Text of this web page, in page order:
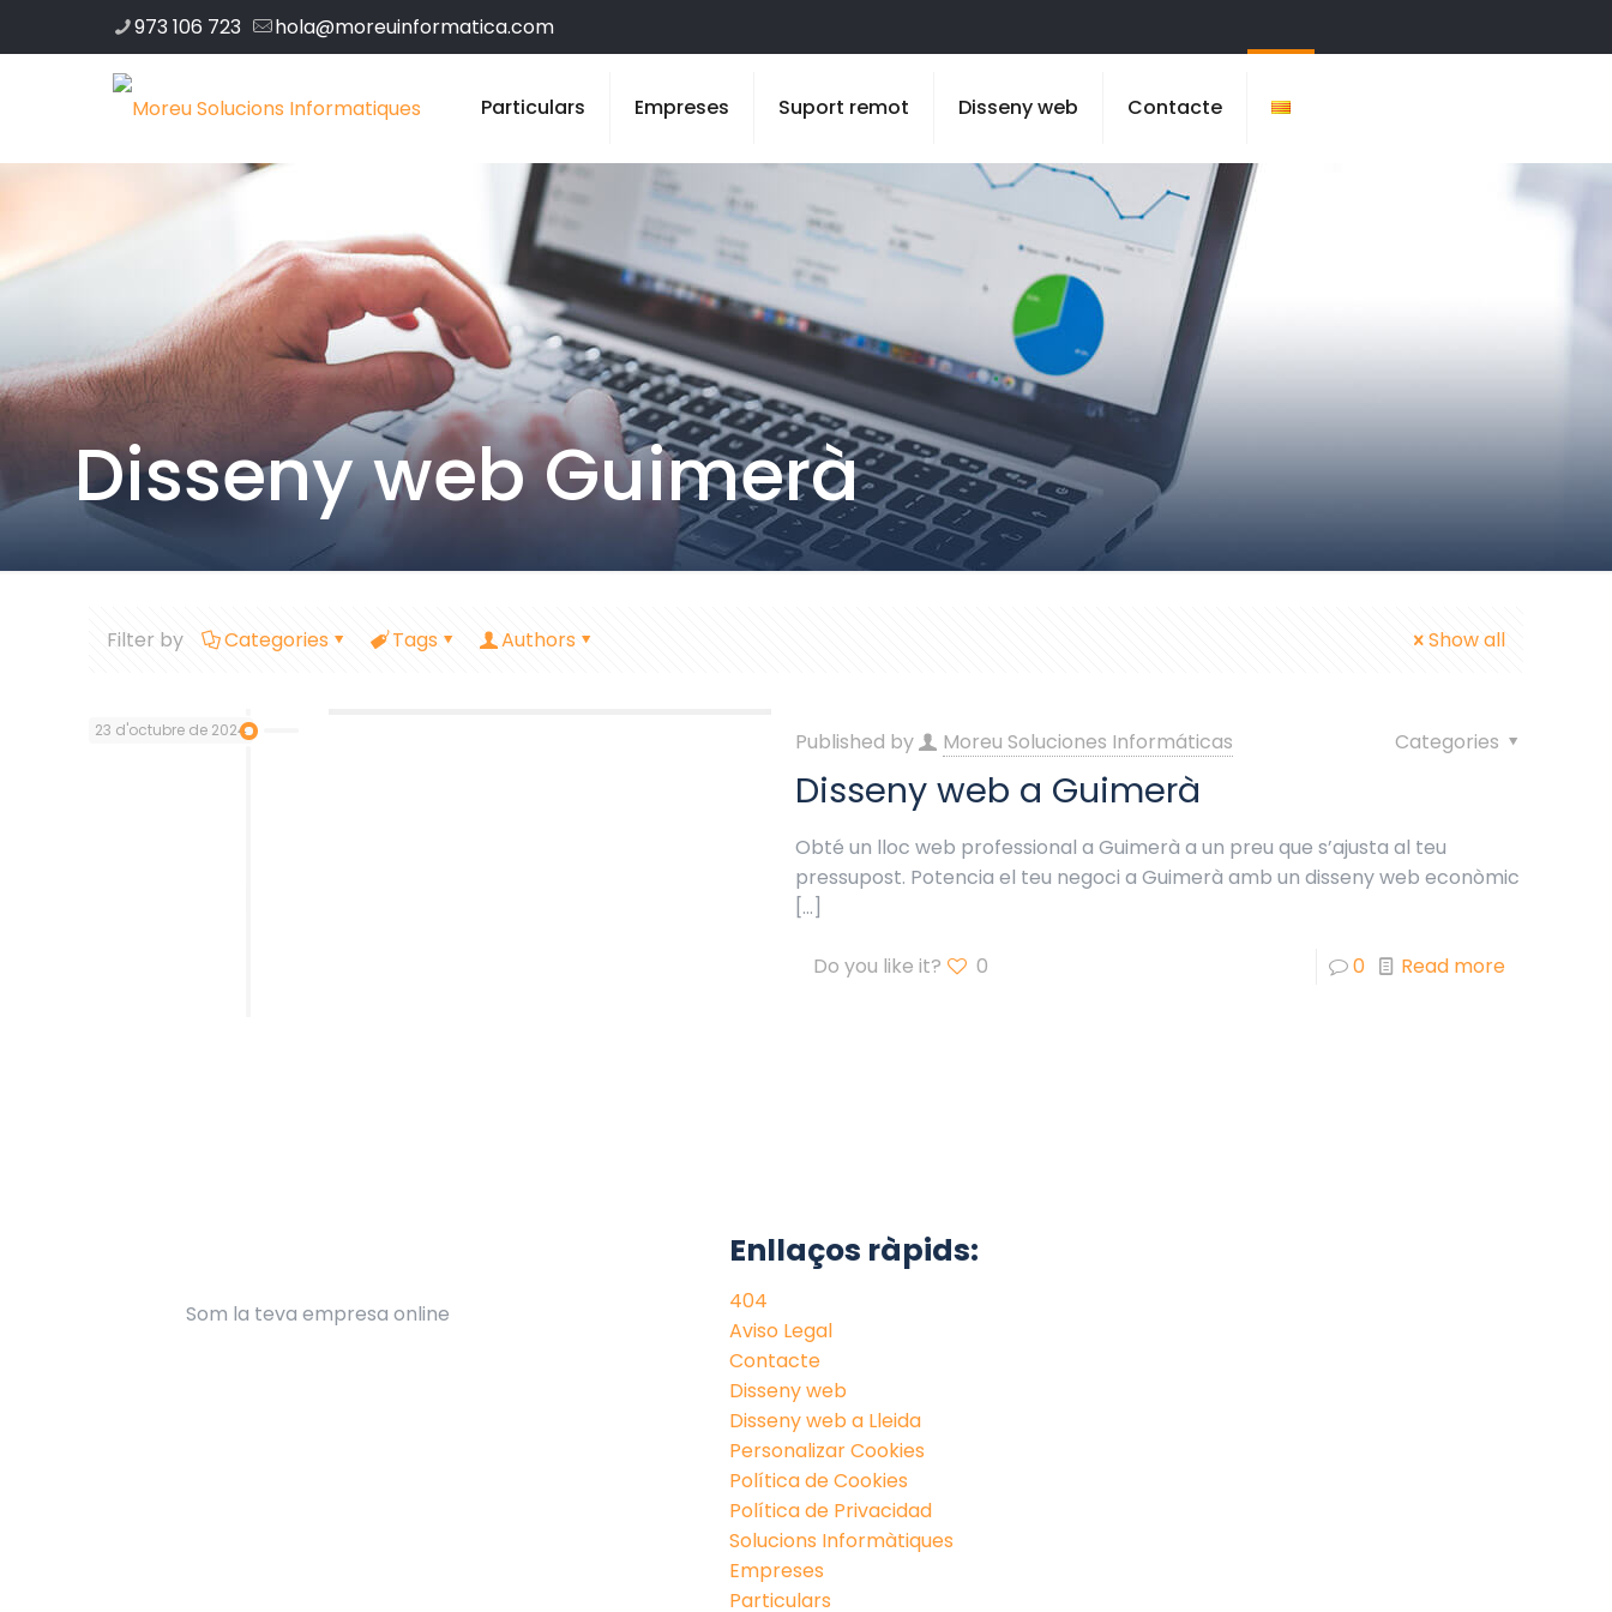
973 106 723 hola@moreuinformatica.com
Particulars Empreses Suport remot Disseny web Contacte
Disseny web Guimerà
Filter by Categories Tags Authors Show all
23 d'octubre de 2024 Published by Moreu Soluciones Informáticas Categories
Disseny web a Guimerà
Obté un lloc web professional a Guimerà a un preu que s’ajusta al teu
pressupost. Potencia el teu negoci a Guimerà amb un disseny web econòmic
[…]
Do you like it? 0 0 Read more
Som la teva empresa online
Enllaços ràpids:
404
Aviso Legal
Contacte
Disseny web
Disseny web a Lleida
Personalizar Cookies
Política de Cookies
Política de Privacidad
Solucions Informàtiques
Empreses
Particulars